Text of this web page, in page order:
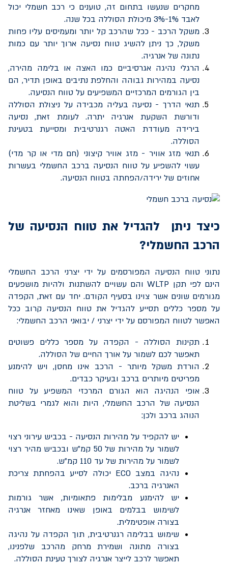
מחקרים שנעשו בתחום זה, טוענים כי רכב חשמלי יכול
לאבד 1%-3% מיכולת הסוללה בכל שנה.
משקל הרכב - ככל שהרכב קל יותר ומעמיסים עליו פחות
משקל, כך ניתן להשיג טווח נסיעה ארוך יותר עם כמות
נתונה של אנרגיה.
הרגלי נהיגה אגרסיביים כמו האצה או בלימה מהירה,
נסיעה במהירות גבוהה והחלפת נתיבים באופן תדיר, הם
בין הגורמים המרכזיים המשפיעים על טווח הנסיעה.
תנאי הדרך - נסיעה בעליה מכבידה על ניצולת הסוללה
ודורשת השקעת אנרגיה יתרה. לעומת זאת, נסיעה
בירידה מעודדת האטה רגנרטיבית ומסייעת בטעינת
הסוללה.
תנאי מזג אוויר - מזג אוויר קיצוני (חם מדי או קר מדי)
עשוי להשפיע על טווח הנסיעה ברכב החשמלי בעשרות
אחוזים של ירידה/הפחתה בטווח הנסיעה.
כיצד ניתן להגדיל את טווח הנסיעה של
הרכב החשמלי?
נתוני טווח הנסיעה המפורסמים על ידי יצרני הרכב החשמלי
הינם לפי תקן WLTPוהם עשויים להשתנות ולהיות מושפעים
מגורמים שונים אשר צוינו בסעיף הקודם. יחד עם זאת, הקפדה
על מספר כללים תסייע להגדיל את טווח הנסיעה קרוב ככל
האפשר לטווח המפורסם על ידי יצרני / יבואני הרכב החשמלי:
תקינות הסוללה - הקפדה על מספר כללים פשוטים
תאפשר לכם לשמור על אורך החיים של הסוללה.
הורדת משקל מיותר - הרכב אינו מחסן, ויש להימנע
מפריטים מיותרים ברכב ובעיקר כבדים.
אופי הנהיגה הוא הגורם המרכזי המשפיע על טווח
הנסיעה של הרכב החשמלי, היות והוא לגמרי בשליטת
הנוהג ברכב ולכן:
יש להקפיד על מהירות הנסיעה - בכביש עירוני רצוי
לשמור על מהירות של 50 קמ”ש ובכביש מהיר רצוי
לשמור על מהירות של עד 110 קמ"ש.
נהיגה במצבECO יכולה לסייע בהפחתת צריכת
האנרגיה ברכב.
יש להימנע מבלימות פתאומיות, אשר גורמות
לשימוש בבלמים באופן שאינו מאחזר אנרגיה
בצורה אופטימלית.
שימוש בבלימה רגנרטיבית, תוך הקפדה על נהיגה
בצורה מתונה ושמירת מרחק מהרכב שלפנינו,
תאפשר לרכב לייצר אנרגיה לצורך טעינת הסוללה.